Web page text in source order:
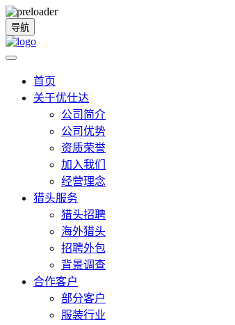
导航
首页
关于优仕达
公司简介
公司优势
资质荣誉
加入我们
经营理念
猎头服务
猎头招聘
海外猎头
招聘外包
背景调查
合作客户
部分客户
服装行业